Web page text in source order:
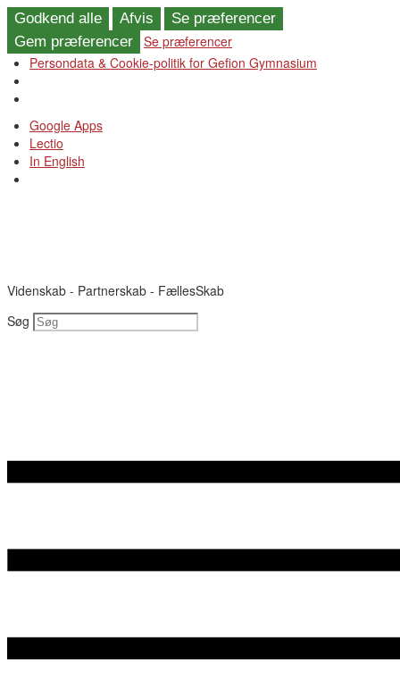
Godkend alle Afvis
Se præferencer
Gem præferencer
Se præferencer
Persondata & Cookie-politik for Gefion Gymnasium
Videre
til
indhold
Google Apps
Lectio
In English
Videnskab - Partnerskab - FællesSkab
Søg